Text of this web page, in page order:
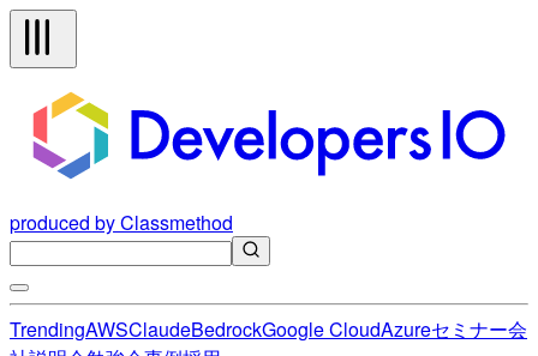
produced by Classmethod
TrendingAWSClaudeBedrockGoogle CloudAzureセミナー会